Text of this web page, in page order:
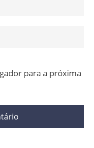
para a próxima